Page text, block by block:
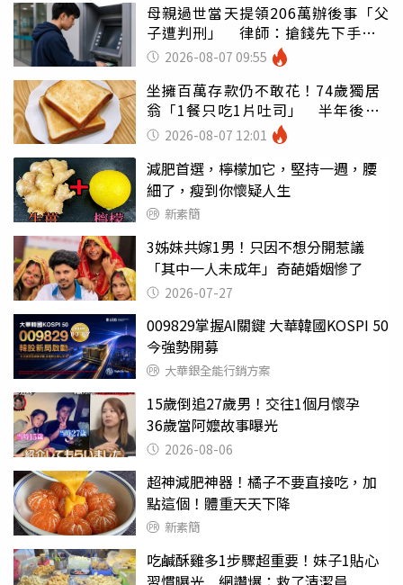
母親過世當天提領206萬辦後事「父
子遭判刑」 律師：搶錢先下手是
罪 2026-08-07 09:55
坐擁百萬存款仍不敢花！74歲獨居
翁「1餐只吃1片吐司」 半年後暴
瘦嚇壞女兒
2026-08-07 12:01
減肥首選，檸檬加它，堅持一週，腰
細了，瘦到你懷疑人生
新素簡
3姊妹共嫁1男！只因不想分開惹議
「其中一人未成年」奇葩婚姻慘了
2026-07-27
009829掌握AI關鍵 大華韓國KOSPI 50
今強勢開募
大華銀全能行銷方案
15歲倒追27歲男！交往1個月懷孕
36歲當阿嬤故事曝光
2026-08-06
超神減肥神器！橘子不要直接吃，加
點這個！體重天天下降
新素簡
吃鹹酥雞多1步驟超重要！妹子1貼心